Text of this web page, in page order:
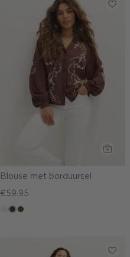
Blouse met borduursel
€59.95
ecru
choco,
groen,